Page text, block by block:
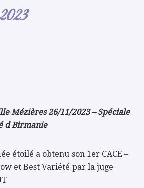
Mézières 26/11/2023 – Spéciale
d Birmanie
étoilé a obtenu son 1er CACE –
et Best Variété par la juge